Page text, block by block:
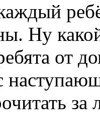
Ну
от
за